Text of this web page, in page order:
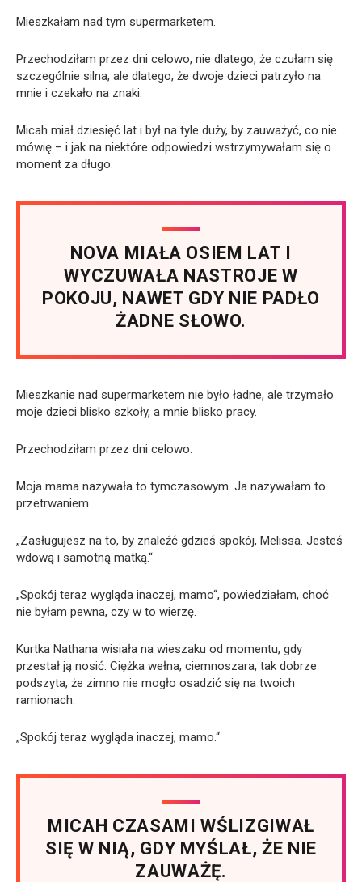
Mieszkałam nad tym supermarketem.
Przechodziłam przez dni celowo, nie dlatego, że czułam się
szczególnie silna, ale dlatego, że dwoje dzieci patrzyło na
mnie i czekało na znaki.
Micah miał dziesięć lat i był na tyle duży, by zauważyć, co nie
mówię – i jak na niektóre odpowiedzi wstrzymywałam się o
moment za długo.
NOVA MIAŁA OSIEM LAT I
WYCZUWAŁA NASTROJE W
POKOJU, NAWET GDY NIE PADŁO
ŻADNE SŁOWO.
Mieszkanie nad supermarketem nie było ładne, ale trzymało
moje dzieci blisko szkoły, a mnie blisko pracy.
Przechodziłam przez dni celowo.
Moja mama nazywała to tymczasowym. Ja nazywałam to
przetrwaniem.
„Zasługujesz na to, by znaleźć gdzieś spokój, Melissa. Jesteś
wdową i samotną matką.“
„Spokój teraz wygląda inaczej, mamo“, powiedziałam, choć
nie byłam pewna, czy w to wierzę.
Kurtka Nathana wisiała na wieszaku od momentu, gdy
przestał ją nosić. Ciężka wełna, ciemnoszara, tak dobrze
podszyta, że zimno nie mogło osadzić się na twoich
ramionach.
„Spokój teraz wygląda inaczej, mamo.“
MICAH CZASAMI WŚLIZGIWAŁ
SIĘ W NIĄ, GDY MYŚLAŁ, ŻE NIE
ZAUWAŻĘ.